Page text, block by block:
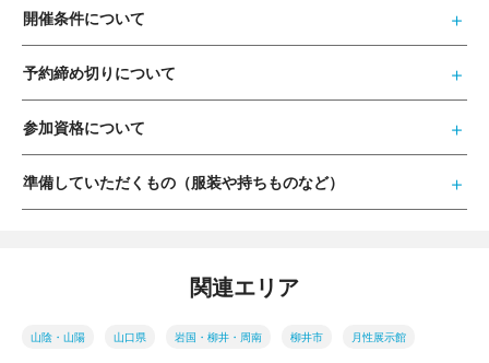
開催条件について
予約締め切りについて
参加資格について
準備していただくもの（服装や持ちものなど）
関連エリア
山陰・山陽 山口県 岩国・柳井・周南 柳井市 月性展示館